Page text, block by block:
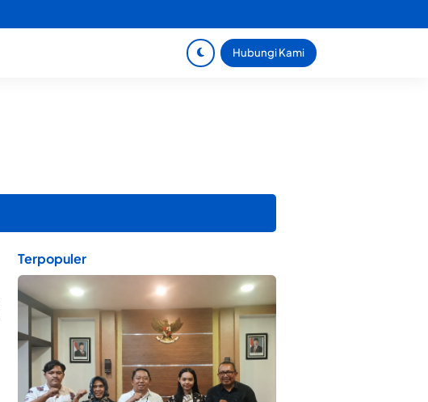
Hubungi Kami
Terpopuler